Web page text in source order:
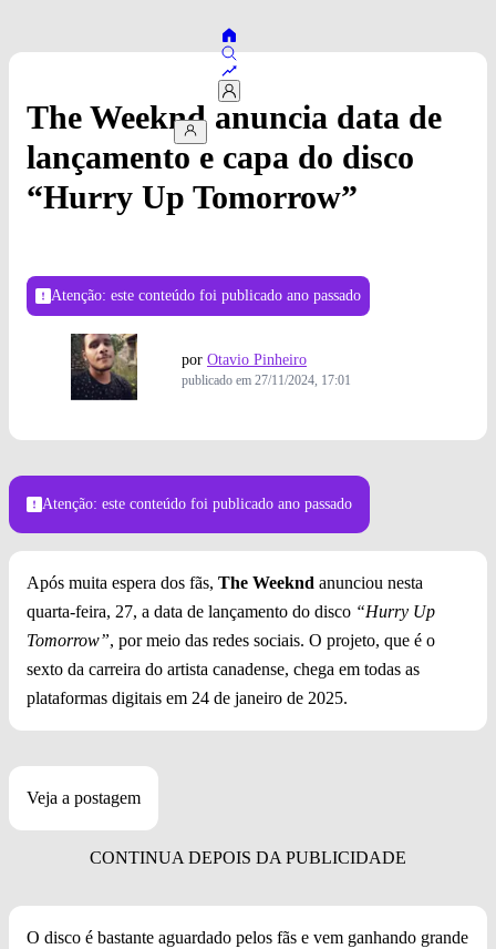
The Weeknd anuncia data de
lançamento e capa do disco
“Hurry Up Tomorrow”
Atenção: este conteúdo foi publicado ano passado
por Otavio Pinheiro
publicado em 27/11/2024, 17:01
Atenção: este conteúdo foi publicado ano passado
Após muita espera dos fãs, The Weeknd anunciou nesta
quarta-feira, 27, a data de lançamento do disco “Hurry Up
Tomorrow”, por meio das redes sociais. O projeto, que é o
sexto da carreira do artista canadense, chega em todas as
plataformas digitais em 24 de janeiro de 2025.
Veja a postagem
O disco é bastante aguardado pelos fãs e vem ganhando grande